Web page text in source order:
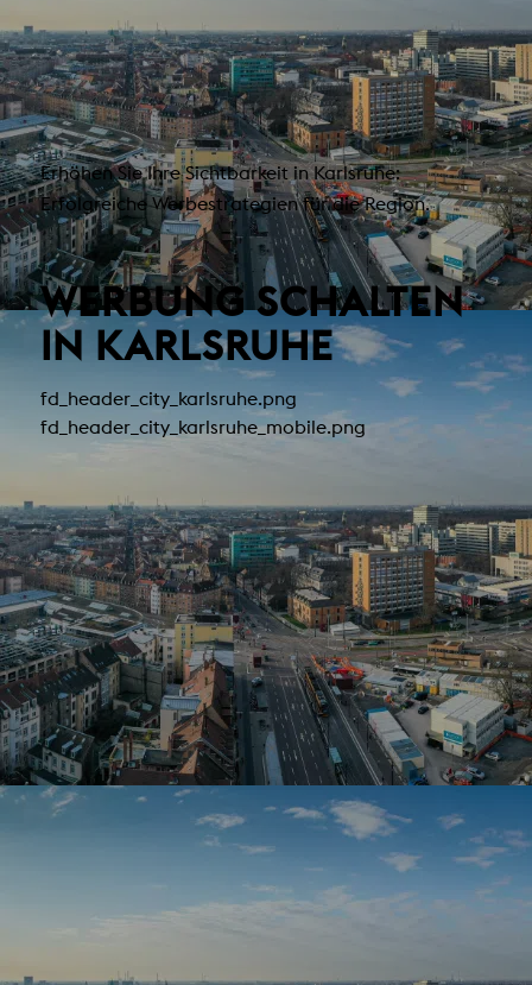
Erhöhen Sie Ihre Sichtbarkeit in Karlsruhe:
Erfolgreiche Werbestrategien für die Region.
WERBUNG SCHALTEN
IN KARLSRUHE
fd_header_city_karlsruhe.png
fd_header_city_karlsruhe_mobile.png